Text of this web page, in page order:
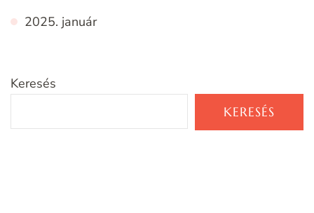
2025. január
Keresés
KERESÉS